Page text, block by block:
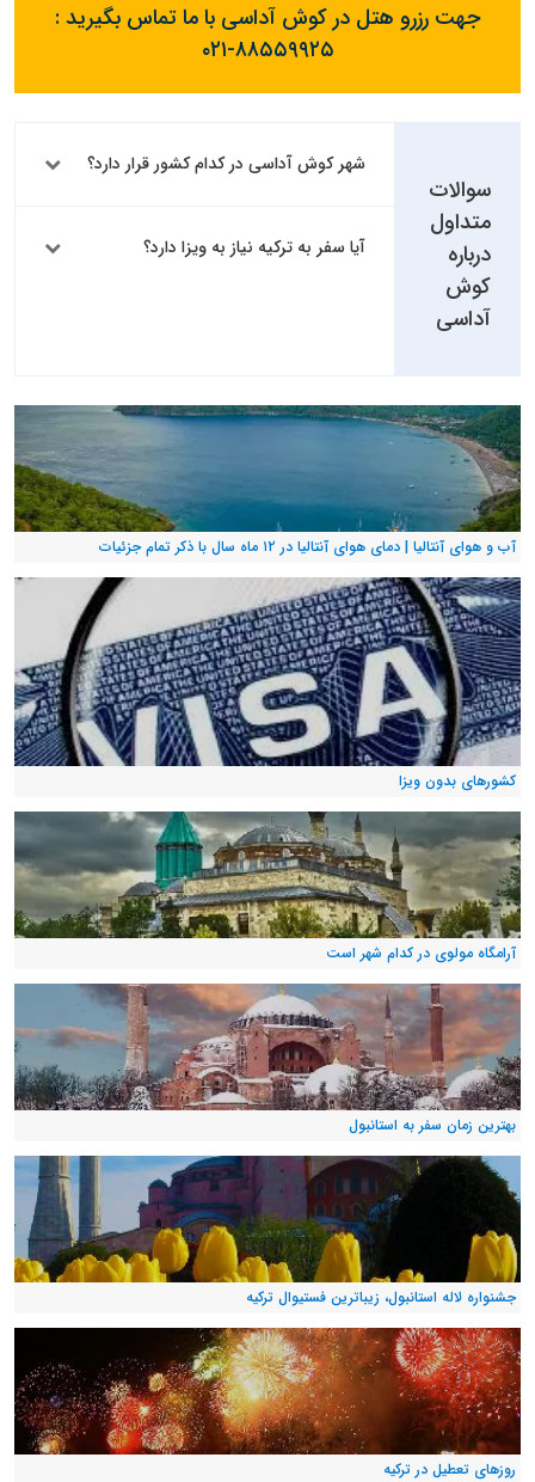
جهت رزرو هتل در کوش آداسی با ما تماس بگیرید :
۰۲۱-۸۸۵۵۹۹۲۵
سوالات
متداول
درباره
کوش
آداسی
شهر کوش آداسی در کدام کشور قرار دارد؟
آیا سفر به ترکیه نیاز به ویزا دارد؟
آب و هوای آنتالیا | دمای هوای آنتالیا در ۱۲ ماه سال با ذکر تمام جزئیات
کشورهای بدون ویزا
آرامگاه مولوی در کدام شهر است
بهترین زمان سفر به استانبول
جشنواره لاله استانبول، زیباترین فستیوال ترکیه
روزهای تعطیل در ترکیه